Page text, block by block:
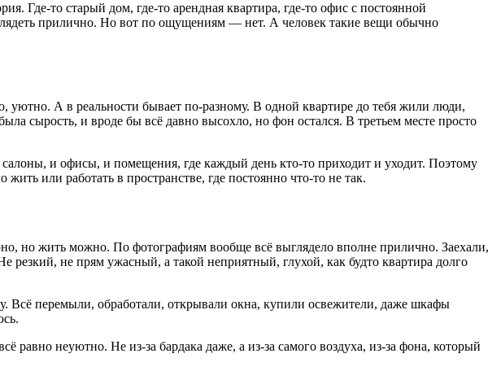
Где-то старый дом, где-то арендная квартира, где-то офис с постоянной
прилично. Но вот по ощущениям — нет. А человек такие вещи обычно
уютно. А в реальности бывает по-разному. В одной квартире до тебя жили люди,
сырость, и вроде бы всё давно высохло, но фон остался. В третьем месте просто
и офисы, и помещения, где каждый день кто-то приходит и уходит. Поэтому
или работать в пространстве, где постоянно что-то не так.
но жить можно. По фотографиям вообще всё выглядело вполне прилично. Заехали,
не прям ужасный, а такой неприятный, глухой, как будто квартира долго
Всё перемыли, обработали, открывали окна, купили освежители, даже шкафы
неуютно. Не из-за бардака даже, а из-за самого воздуха, из-за фона, который